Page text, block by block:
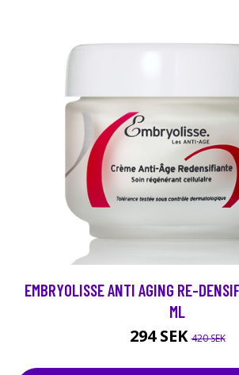
EMBRYOLISSE ANTI AGING RE-
ML
294 SEK420 SEK